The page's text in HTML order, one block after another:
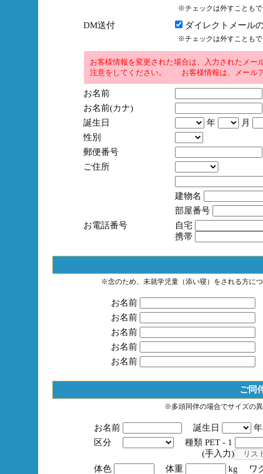
※チェックは外すことも
DM送付 ダイレクトメール
※チェックは外すことも
お客様情報を変更された場合は、入力されたメ
注意をしてください。 お客様情報は、メール
お名前
お名前(カナ)
誕生日
年
月
性別
郵便番号
ご住所
建物名
部屋番号
お電話番号
自宅
携帯
※念のため、未就学児童（添い寝）をされる方に
お名前
お名前
お名前
お名前
お名前
ご同
※多頭同伴の場合でサイズの
お名前 誕生日
区分
種類 PET - 1
(手入力)
体色
体重 kg ワ